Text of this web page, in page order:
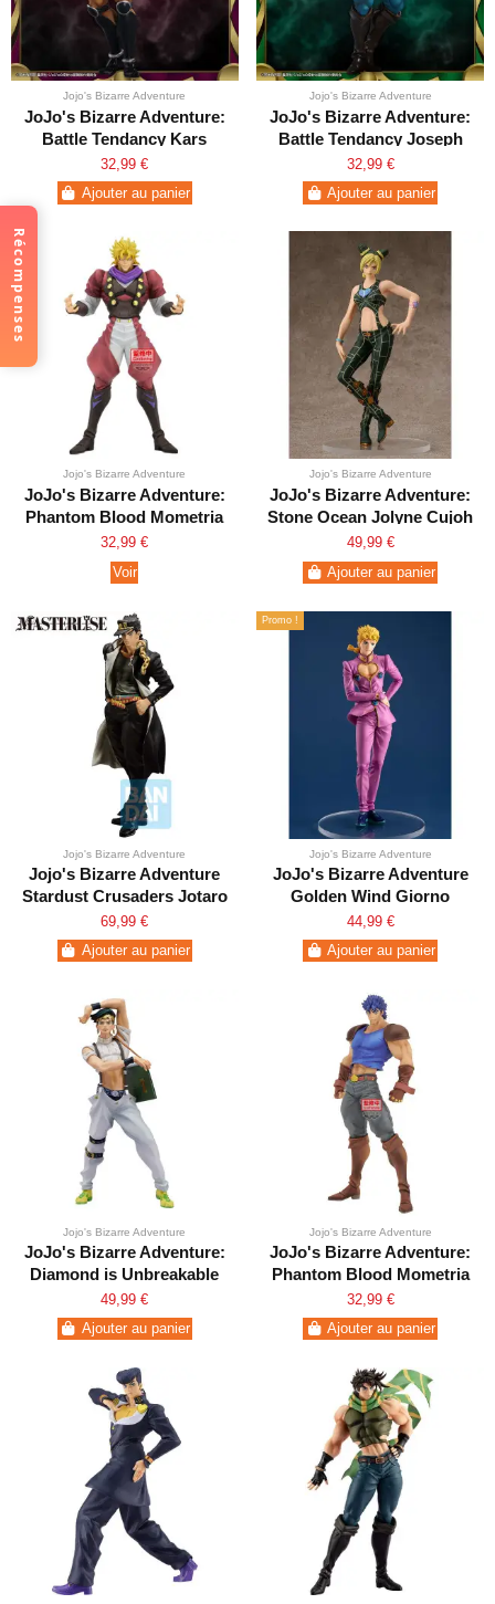
Jojo's Bizarre Adventure
JoJo's Bizarre Adventure:
Battle Tendancy Kars
Mometria
32,99 €
Ajouter au panier
Jojo's Bizarre Adventure
JoJo's Bizarre Adventure:
Battle Tendancy Joseph
Joestar Mometria
32,99 €
Ajouter au panier
Jojo's Bizarre Adventure
JoJo's Bizarre Adventure:
Phantom Blood Mometria
Dio Brando
32,99 €
Voir
Jojo's Bizarre Adventure
JoJo's Bizarre Adventure:
Stone Ocean Jolyne Cujoh
Pop Up Parade
49,99 €
Ajouter au panier
Jojo's Bizarre Adventure
Jojo's Bizarre Adventure
Stardust Crusaders Jotaro
Kujo Ichibansho
69,99 €
Ajouter au panier
Promo !
Jojo's Bizarre Adventure
JoJo's Bizarre Adventure
Golden Wind Giorno
Giovanna Pop Up Parade
44,99 €
Ajouter au panier
Jojo's Bizarre Adventure
JoJo's Bizarre Adventure:
Diamond is Unbreakable
Rohan Kishibe Pop Up
Parade
49,99 €
Ajouter au panier
Jojo's Bizarre Adventure
JoJo's Bizarre Adventure:
Phantom Blood Mometria
Jonathan Joestar
32,99 €
Ajouter au panier
Récompenses